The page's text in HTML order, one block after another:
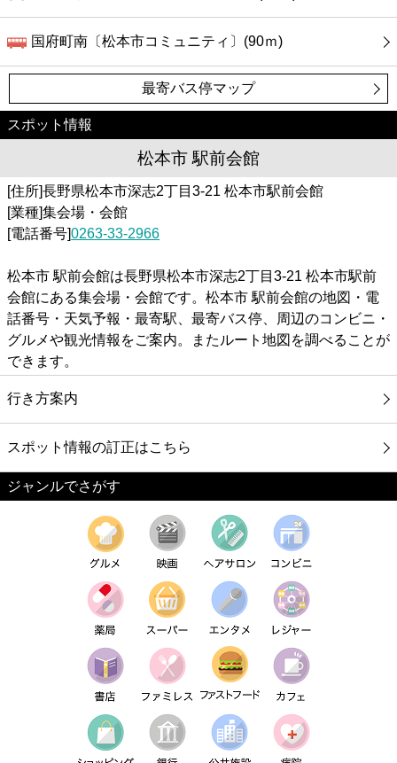
国府町南〔松本市コミュニティ〕(90ｍ)
最寄バス停マップ
スポット情報
松本市 駅前会館
[住所]長野県松本市深志2丁目3-21 松本市駅前会館
[業種]集会場・会館
[電話番号]0263-33-2966
松本市 駅前会館は長野県松本市深志2丁目3-21 松本市駅前
会館にある集会場・会館です。松本市 駅前会館の地図・電
話番号・天気予報・最寄駅、最寄バス停、周辺のコンビニ・
グルメや観光情報をご案内。またルート地図を調べることが
できます。
行き方案内
スポット情報の訂正はこちら
ジャンルでさがす